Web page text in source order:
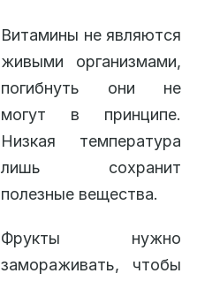
Витамины не являются
живыми организмами,
погибнуть они не
могут в принципе.
Низкая температура
лишь сохранит
полезные вещества.
Фрукты нужно
замораживать, чтобы